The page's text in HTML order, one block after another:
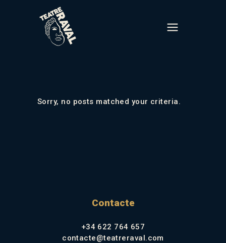
Sorry, no posts matched your criteria.
Contacte
+34 622 764 657
contacte@teatreraval.com